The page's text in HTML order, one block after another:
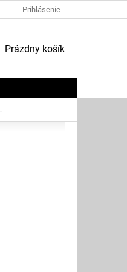
O NÁS
Prihlásenie
NÁKUPNÝ
Prázdny košík